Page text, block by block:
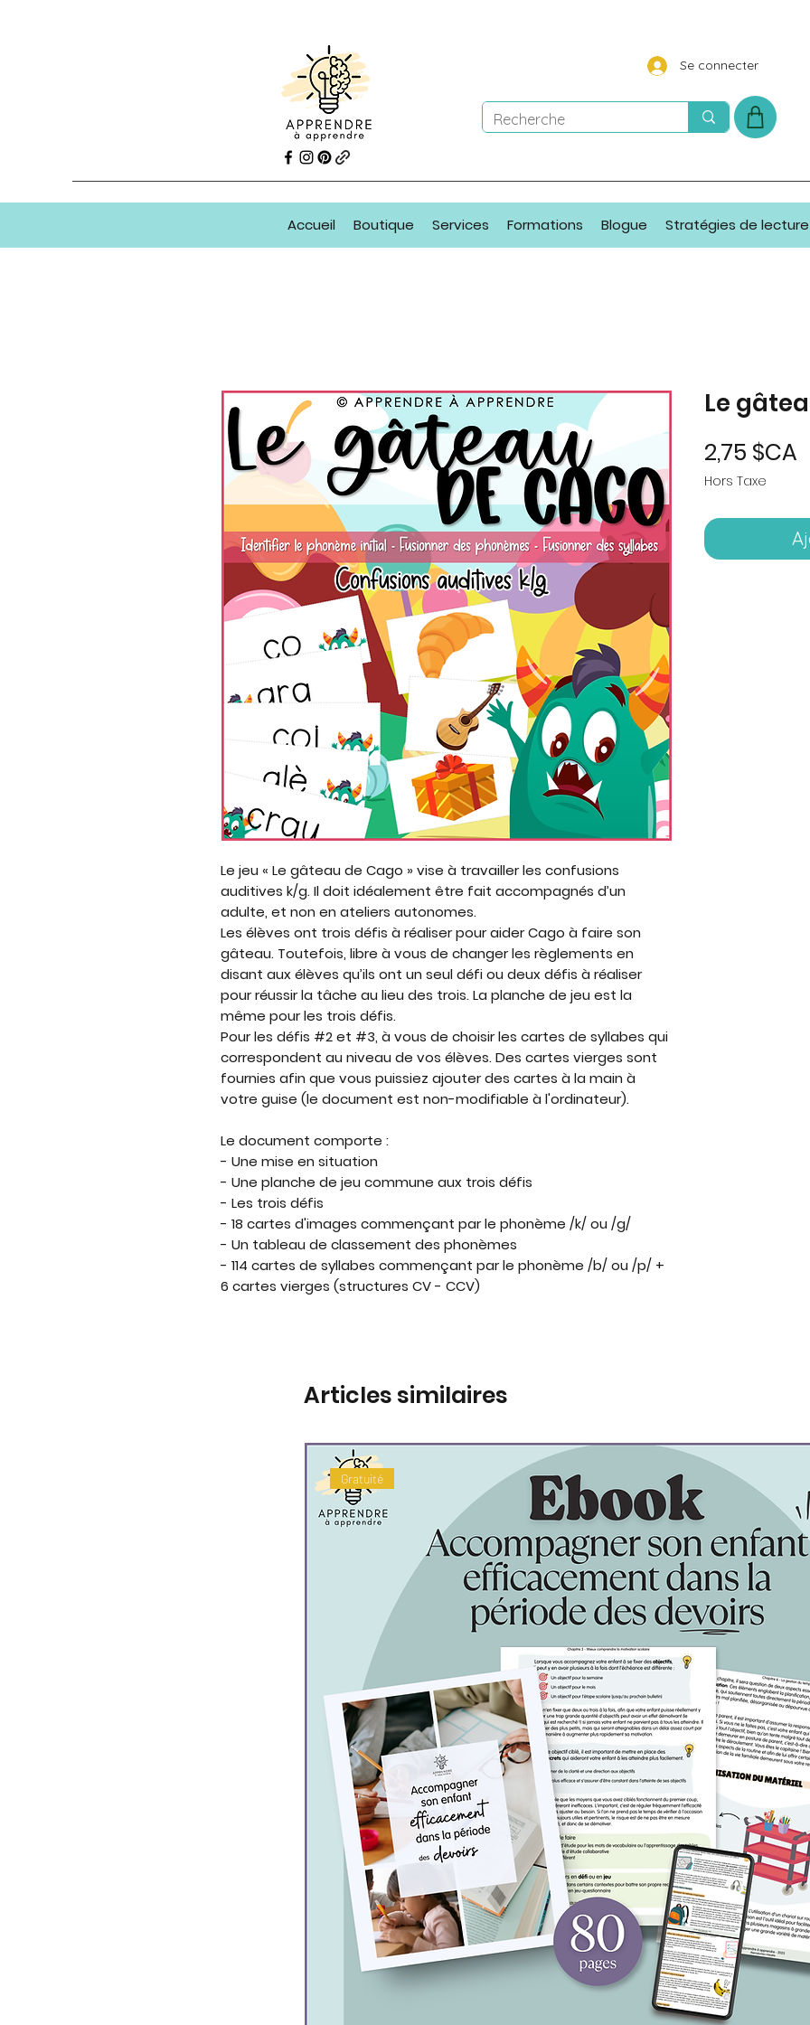
Se connecter
Accueil Boutique Services Formations Blogue Stratégies de lecture
Le jeu « Le gâteau de Cago » vise à travailler les confusions
auditives k/g. Il doit idéalement être fait accompagnés d’un
adulte, et non en ateliers autonomes.
Les élèves ont trois défis à réaliser pour aider Cago à faire son
gâteau. Toutefois, libre à vous de changer les règlements en
disant aux élèves qu’ils ont un seul défi ou deux défis à réaliser
pour réussir la tâche au lieu des trois. La planche de jeu est la
même pour les trois défis.
Pour les défis #2 et #3, à vous de choisir les cartes de syllabes qui
correspondent au niveau de vos élèves. Des cartes vierges sont
fournies afin que vous puissiez ajouter des cartes à la main à
votre guise (le document est non-modifiable à l'ordinateur).
Le document comporte :
- Une mise en situation
- Une planche de jeu commune aux trois défis
- Les trois défis
- 18 cartes d'images commençant par le phonème /k/ ou /g/
- Un tableau de classement des phonèmes
- 114 cartes de syllabes commençant par le phonème /b/ ou /p/ +
6 cartes vierges (structures CV - CCV)
Le
2,75 $CA
Hors Taxe
Articles similaires
Gratuité